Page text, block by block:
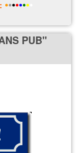
•••••••
PUB''